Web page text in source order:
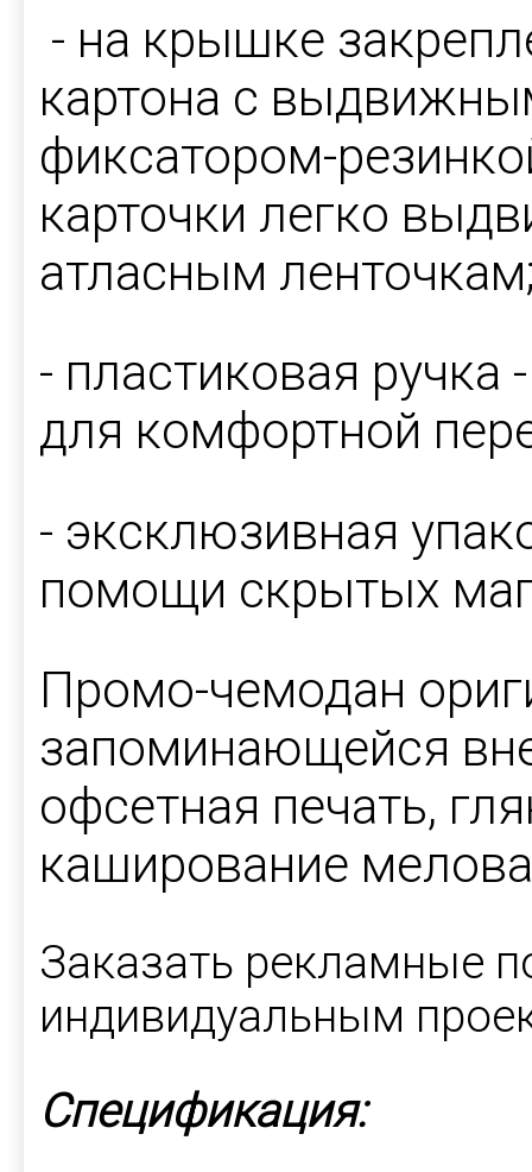
- на крышке
картона с
фиксатором-
карточки легко
атласным
- пластиковая
для комфортной
- эксклюзивная
помощи скрытых
Промо-чемодан
запоминающейся
офсетная печать,
каширование
Заказать рекламные
индивидуальным
Спецификация: